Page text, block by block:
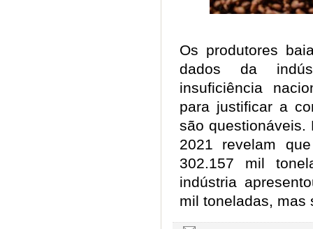
Os produtores
dados da
insuficiência
para justificar a
são questionáveis.
2021 revelam
302.157 mil
indústria
mil toneladas, mas